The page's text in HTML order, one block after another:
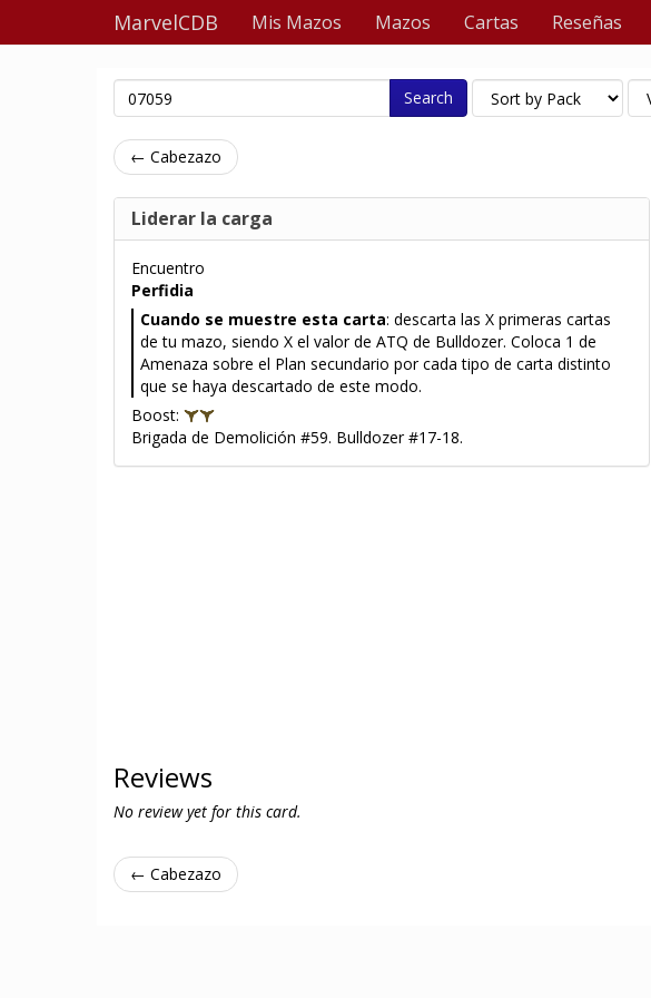
MarvelCDB Mis Mazos Mazos Cartas Reseñas
Search
← Cabezazo
Liderar la carga
Encuentro
Perfidia
Cuando se muestre esta carta: descarta las X primeras cartas
de tu mazo, siendo X el valor de ATQ de Bulldozer. Coloca 1 de
Amenaza sobre el Plan secundario por cada tipo de carta distinto
que se haya descartado de este modo.
Boost:
Brigada de Demolición #59. Bulldozer #17-18.
Reviews
No review yet for this card.
← Cabezazo